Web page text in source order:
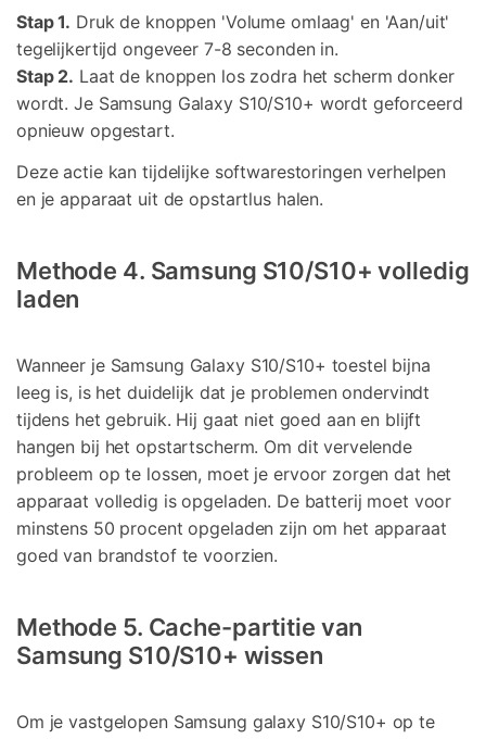
Stap 1. Druk de knoppen 'Volume omlaag' en 'Aan/uit'
tegelijkertijd ongeveer 7-8 seconden in.
Stap 2. Laat de knoppen los zodra het scherm donker
wordt. Je Samsung Galaxy S10/S10+ wordt geforceerd
opnieuw opgestart.
Deze actie kan tijdelijke softwarestoringen verhelpen
en je apparaat uit de opstartlus halen.
Methode 4. Samsung S10/S10+ volledig
laden
Wanneer je Samsung Galaxy S10/S10+ toestel bijna
leeg is, is het duidelijk dat je problemen ondervindt
tijdens het gebruik. Hij gaat niet goed aan en blijft
hangen bij het opstartscherm. Om dit vervelende
probleem op te lossen, moet je ervoor zorgen dat het
apparaat volledig is opgeladen. De batterij moet voor
minstens 50 procent opgeladen zijn om het apparaat
goed van brandstof te voorzien.
Methode 5. Cache-partitie van
Samsung S10/S10+ wissen
Om je vastgelopen Samsung galaxy S10/S10+ op te